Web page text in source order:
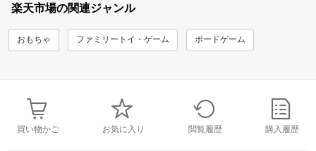
楽天市場の関連ジャンル
おもちゃ ファミリートイ・ゲーム ボードゲーム
買い物かご お気に入り 閲覧履歴 購入履歴